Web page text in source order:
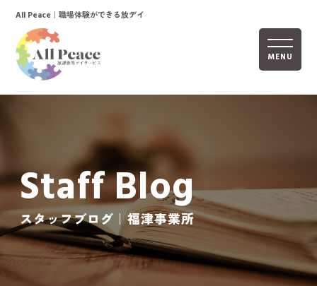
MENU
ホーム
活動内容
ご利用までの流れ
採用情報
All Peace ｜職場体験ができる放デイ
Staff Blog
スタッフブログ｜福津事業所